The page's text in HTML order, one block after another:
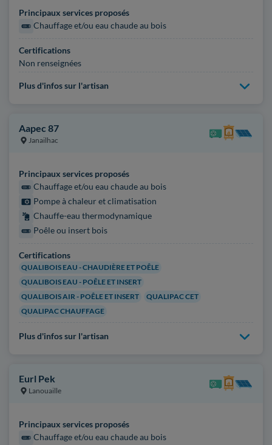
Principaux services proposés
Chauffage et/ou eau chaude au bois
Certifications
Non renseignées
Plus d'infos sur l'artisan
Aapec 87
Janailhac
Principaux services proposés
Chauffage et/ou eau chaude au bois
Pompe à chaleur et climatisation
Chauffe-eau thermodynamique
Poêle ou insert bois
Certifications
QUALIBOIS EAU - CHAUDIÈRE ET POÊLE
QUALIBOIS EAU - POÊLE ET INSERT
QUALIBOIS AIR - POÊLE ET INSERT
QUALIPAC CET
QUALIPAC CHAUFFAGE
Plus d'infos sur l'artisan
Eurl Pek
Lanouaille
Principaux services proposés
Chauffage et/ou eau chaude au bois